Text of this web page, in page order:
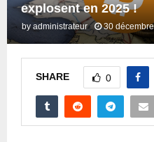
explosent en 2025 !
by administrateur 30
SHARE 0